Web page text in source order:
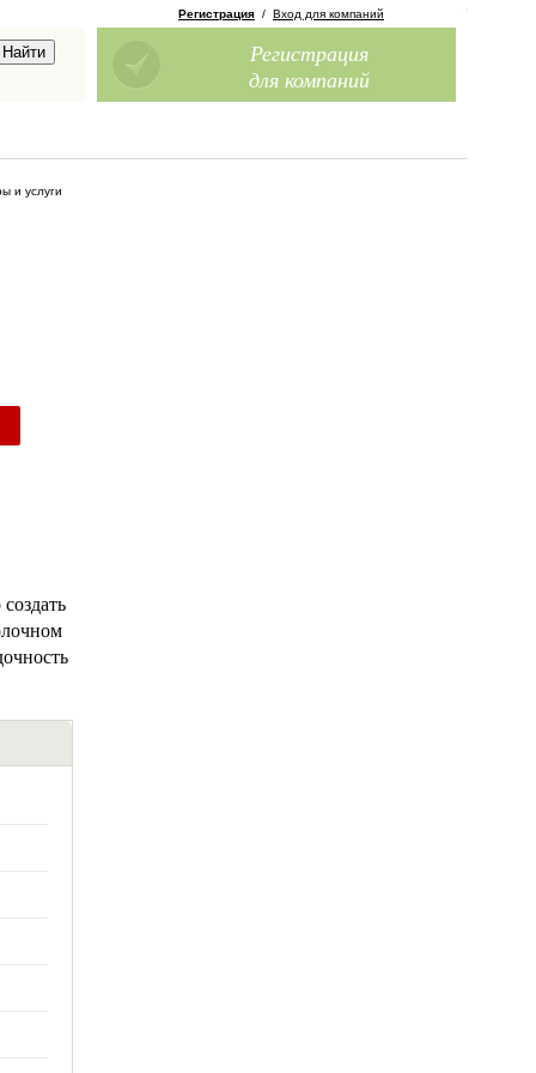
Регистрация / Вход для компаний
Регистрация
для компаний
и услуги